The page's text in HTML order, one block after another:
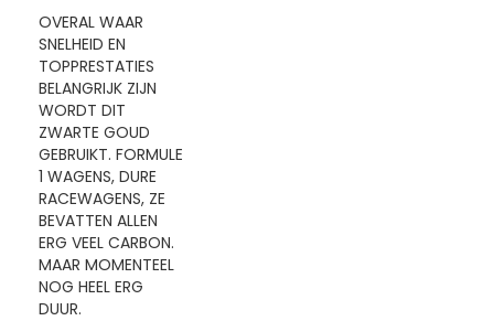
OVERAL WAAR
SNELHEID EN
TOPPRESTATIES
BELANGRIJK ZIJN
WORDT DIT
ZWARTE GOUD
GEBRUIKT. FORMULE
1 WAGENS, DURE
RACEWAGENS, ZE
BEVATTEN ALLEN
ERG VEEL CARBON.
MAAR MOMENTEEL
NOG HEEL ERG
DUUR.